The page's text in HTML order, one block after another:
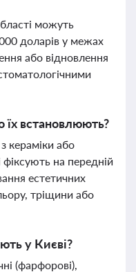
можуть
доларів у межах
або відновлення
їх встановлюють?
кераміки або
фіксують на передній
естетичних
тріщини або
у Києві?
(фарфорові),